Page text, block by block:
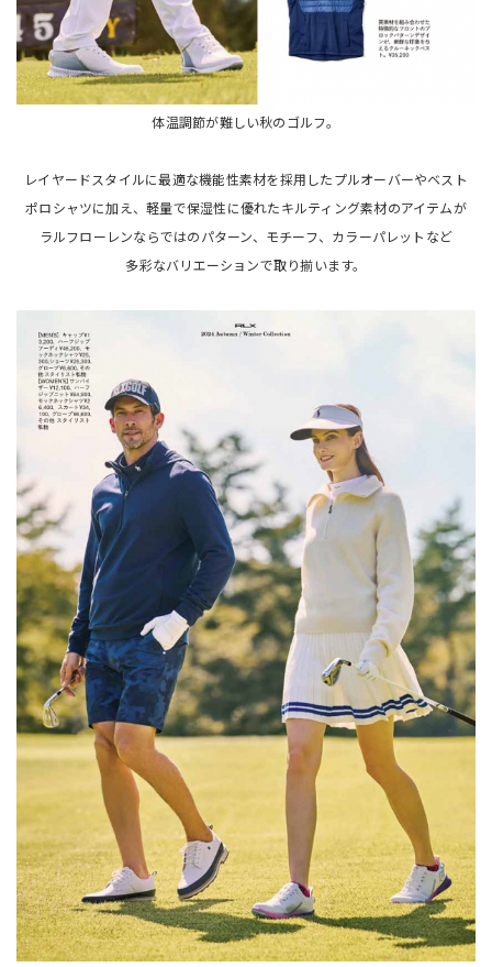
体温調節が難しい秋のゴルフ。
レイヤードスタイルに最適な機能性素材を採用したプルオーバーやベスト
ポロシャツに加え、軽量で保湿性に優れたキルティング素材のアイテムが
ラルフローレンならではのパターン、モチーフ、カラーパレットなど
多彩なバリエーションで取り揃います。